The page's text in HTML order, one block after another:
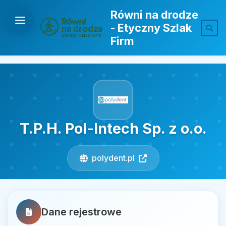
Równi na drodze
- Etyczny Szlak
Firm
T.P.H. Pol-Intech Sp. z o.o.
polydent.pl
Dane rejestrowe